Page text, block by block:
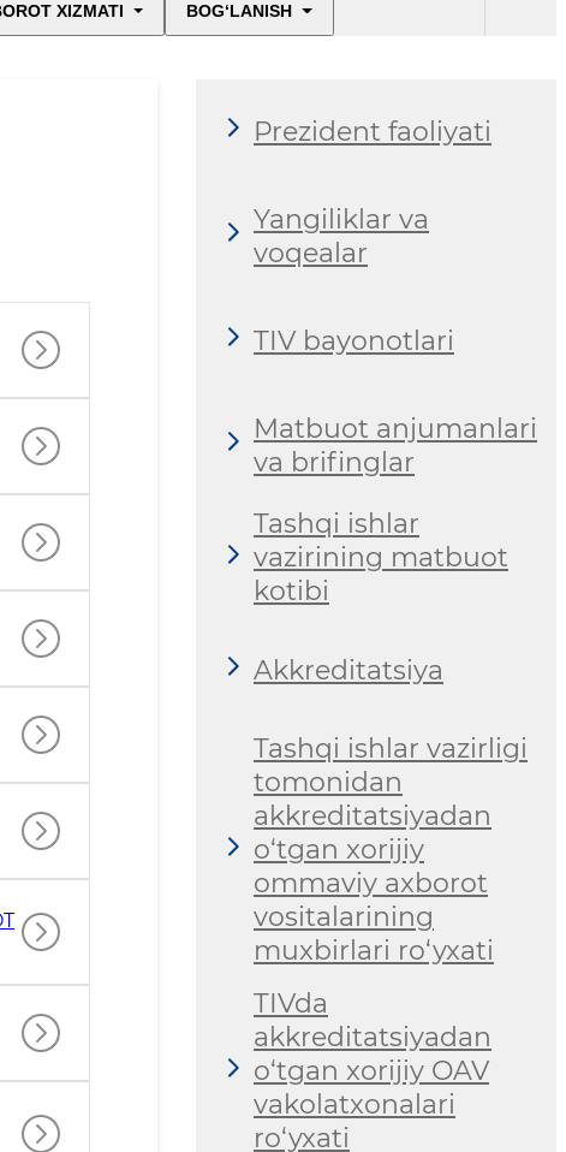
XIZMATI BOG‘LANISH
Prezident faoliyati
Yangiliklar va
voqealar
TIV bayonotlari
Matbuot anjumanlari
va brifinglar
Tashqi ishlar
vazirining matbuot
kotibi
Akkreditatsiya
Tashqi ishlar vazirligi
tomonidan
akkreditatsiyadan
o‘tgan xorijiy
ommaviy axborot
vositalarining
muxbirlari ro‘yxati
TIVda
akkreditatsiyadan
o‘tgan xorijiy OAV
vakolatxonalari
ro‘yxati